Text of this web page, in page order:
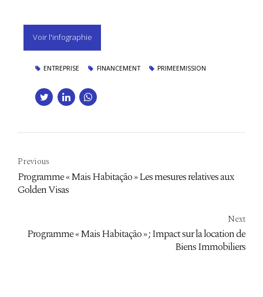
Voir l'infographie
ENTREPRISE FINANCEMENT PRIMEEMISSION
Previous
Programme « Mais Habitação » Les mesures relatives aux
Golden Visas
Next
Programme « Mais Habitação » ; Impact sur la location de
Biens Immobiliers